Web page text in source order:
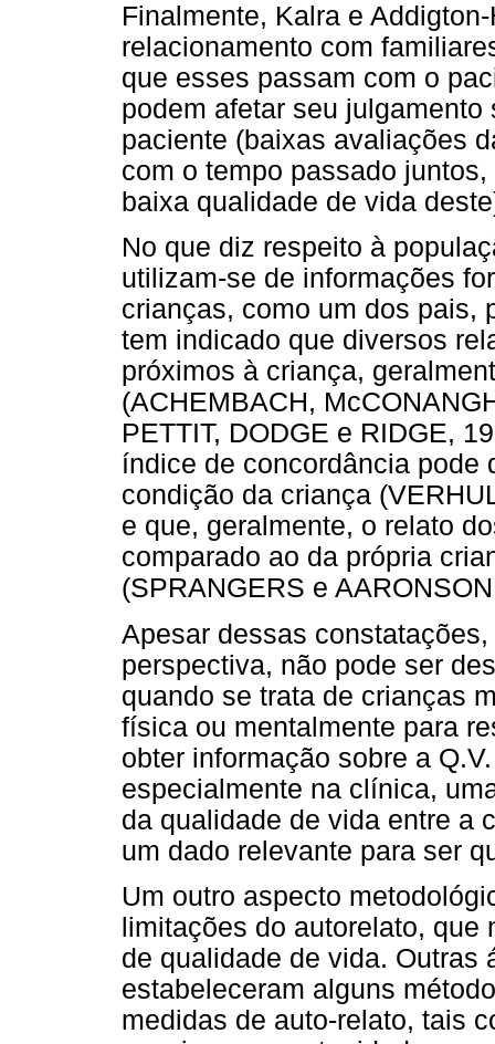
Finalmente, Kalra e
relacionamento com
que esses passam com o
podem afetar seu
paciente (baixas avaliações
com o tempo passado
baixa qualidade de vida
No que diz respeito à
utilizam-se de informações
crianças, como um dos pais,
tem indicado que diversos
próximos à criança,
(ACHEMBACH,
PETTIT, DODGE e RIDGE,
índice de concordância pode
condição da criança
e que, geralmente, o relato
comparado ao da própria
(SPRANGERS e
Apesar dessas
perspectiva, não pode ser
quando se trata de crianças
física ou mentalmente para
obter informação sobre a
especialmente na clínica,
da qualidade de vida entre a
um dado relevante para ser
Um outro aspecto
limitações do autorelato, que
de qualidade de vida. Outras
estabeleceram alguns
medidas de auto-relato, tais